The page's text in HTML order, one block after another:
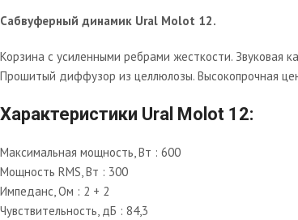
Сабвуферный динамик Ural Molot 12.
Корзина с усиленными ребрами жесткости. Звуковая
Прошитый диффузор из целлюлозы. Высокопрочная
Характеристики Ural Molot 12:
Максимальная мощность, Вт : 600
Мощность RMS, Вт : 300
Импеданс, Ом : 2 + 2
Чувствительность, дБ : 84,3